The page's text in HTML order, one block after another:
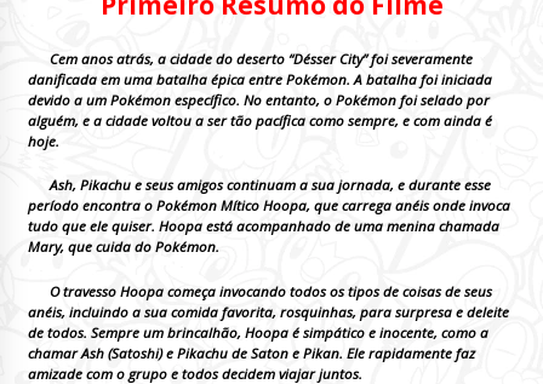
Cem anos atrás, a cidade do deserto “Désser City” foi severamente
danificada em uma batalha épica entre Pokémon. A batalha foi iniciada
devido a um Pokémon específico. No entanto, o Pokémon foi selado por
alguém, e a cidade voltou a ser tão pacífica como sempre, e com ainda é
hoje.
Ash, Pikachu e seus amigos continuam a sua jornada, e durante esse
período encontra o Pokémon Mítico Hoopa, que carrega anéis onde invoca
tudo que ele quiser. Hoopa está acompanhado de uma menina chamada
Mary, que cuida do Pokémon.
O travesso Hoopa começa invocando todos os tipos de coisas de seus
anéis, incluindo a sua comida favorita, rosquinhas, para surpresa e deleite
de todos. Sempre um brincalhão, Hoopa é simpático e inocente, como a
chamar Ash (Satoshi) e Pikachu de Saton e Pikan. Ele rapidamente faz
amizade com o grupo e todos decidem viajar juntos.